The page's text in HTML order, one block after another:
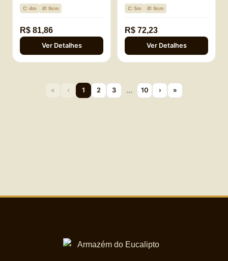
C: 4m Ø: 9cm
R$ 81,86
Ver Detalhes
C: 5m Ø: 9cm
R$ 72,23
Ver Detalhes
« ‹ 1 2 3 … 10 › »